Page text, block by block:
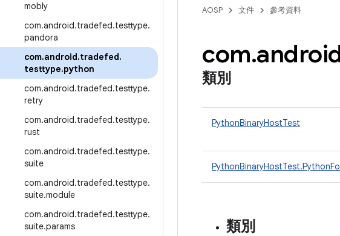
mobly
com.android.tradefed.testtype.
pandora
com.android.tradefed.
testtype.python
com.android.tradefed.testtype.
retry
com.android.tradefed.testtype.
rust
com.android.tradefed.testtype.
suite
com.android.tradefed.testtype.
suite.module
com.android.tradefed.testtype.
suite.params
AOSP 文件 參考資料
com.
類別
PythonBinaryHostTest
類別